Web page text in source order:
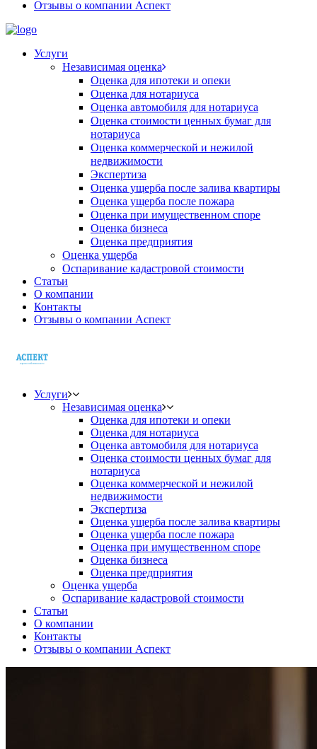
Отзывы о компании Аспект
Услуги
Независимая оценка
Оценка для ипотеки и опеки
Оценка для нотариуса
Оценка автомобиля для нотариуса
Оценка стоимости ценных бумаг для
нотариуса
Оценка коммерческой и нежилой
недвижимости
Экспертиза
Оценка ущерба после залива квартиры
Оценка ущерба после пожара
Оценка при имущественном споре
Оценка бизнеса
Оценка предприятия
Оценка ущерба
Оспаривание кадастровой стоимости
Статьи
О компании
Контакты
Отзывы о компании Аспект
Услуги
Независимая оценка
Оценка для ипотеки и опеки
Оценка для нотариуса
Оценка автомобиля для нотариуса
Оценка стоимости ценных бумаг для
нотариуса
Оценка коммерческой и нежилой
недвижимости
Экспертиза
Оценка ущерба после залива квартиры
Оценка ущерба после пожара
Оценка при имущественном споре
Оценка бизнеса
Оценка предприятия
Оценка ущерба
Оспаривание кадастровой стоимости
Статьи
О компании
Контакты
Отзывы о компании Аспект